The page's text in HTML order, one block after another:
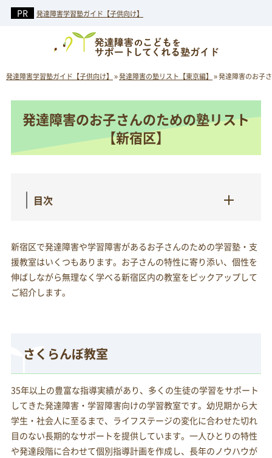
発達障害学習塾ガイド【子供向け】
発達障害学習塾ガイド【子供向け】 »発達障害の塾リスト【東京編】 »発達障害のお子
発達障害のお子さんのための塾リスト
【新宿区】
目次
新宿区で発達障害や学習障害があるお子さんのための学習塾・支
援教室はいくつもあります。お子さんの特性に寄り添い、個性を
伸ばしながら無理なく学べる新宿区内の教室をピックアップして
ご紹介します。
さくらんぼ教室
35年以上の豊富な指導実績があり、多くの生徒の学習をサポート
してきた発達障害・学習障害向けの学習教室です。幼児期から大
学生・社会人に至るまで、ライフステージの変化に合わせた切れ
目のない長期的なサポートを提供しています。一人ひとりの特性
や発達段階に合わせて個別指導計画を作成し、長年のノウハウが